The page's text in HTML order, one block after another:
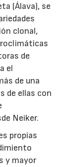
(Álava), se
clonal,
de
el
de una
de ellas con
Neiker.
propias
y mayor